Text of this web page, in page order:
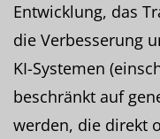
Entwicklung, das
die Verbesserung
KI-Systemen
beschränkt auf
werden, die direkt